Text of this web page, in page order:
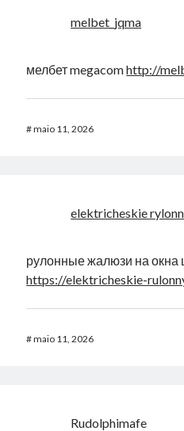
melbet_jqma
мелбет megacomhttp://
#maio 11, 2026
elektricheskie
рулонные жалюзи на окна
https://elektricheskie-
#maio 11, 2026
Rudolphimafe